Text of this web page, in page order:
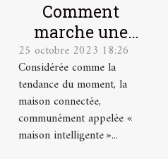
Comment
marche une
maison
connectée ?
25 octobre 2023 18:26
Considérée comme la
tendance du moment, la
maison connectée,
communément appelée «
maison intelligente »...